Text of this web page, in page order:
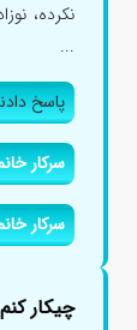
نکرده،
...
پاسخ
سرکار
سرکار
چیکار کنم نوزاد ۲۰